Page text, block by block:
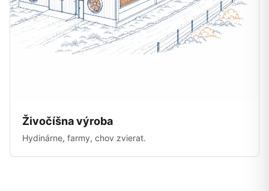
Živočíšna výroba
Hydinárne, farmy, chov zvierat.